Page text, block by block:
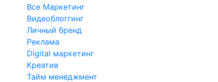
Все Маркетинг
Видеоблоггинг
Личный бренд
Реклама
Digital маркетинг
Креатив
Тайм менеджмент